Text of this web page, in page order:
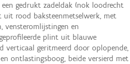
gedrukt zadeldak (nok loodrecht
uit rood baksteenmetselwerk, met
vensteromlijstingen en
plint uit blauwe
verticaal geritmeerd door oplopende,
ontlastingsboog, beide versierd met